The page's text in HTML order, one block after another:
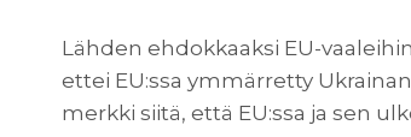
Lähden ehdokkaaksi EU-
ettei EU:ssa ymmärretty
merkki siitä, että EU:ssa ja sen